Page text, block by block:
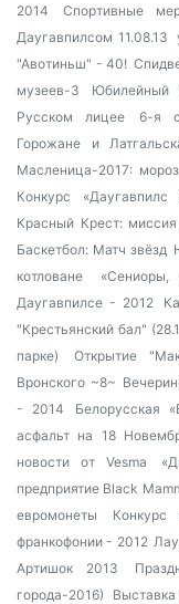
2014
Спортивные
Даугавпилсом 11.08.13
"Авотиньш" - 40!
музеев-3
Юбилейный
Русском лицее
6-я
Горожане и
Масленица-2017:
Конкурс
Красный Крест:
Баскетбол: Матч звёзд
котловане
Даугавпилсе - 2012
"Крестьянский бал"
парке)
Открытие
Вронского ~8~
- 2014
Белорусская
асфальт на 18
новости от Vesma
предприятие Black
евромонеты
Конкурс
франкофонии - 2012
Артишок 2013
города-2016)
Выставка